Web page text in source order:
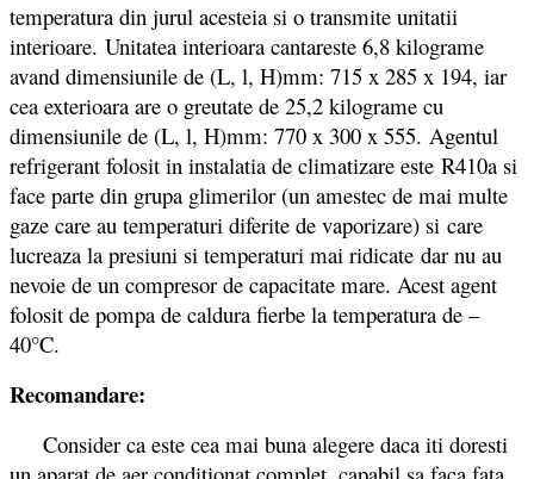
temperatura din jurul acesteia si o transmite unitatii
interioare. Unitatea interioara cantareste 6,8 kilograme
avand dimensiunile de (L, l, H)mm: 715 x 285 x 194, iar
cea exterioara are o greutate de 25,2 kilograme cu
dimensiunile de (L, l, H)mm: 770 x 300 x 555. Agentul
refrigerant folosit in instalatia de climatizare este R410a si
face parte din grupa glimerilor (un amestec de mai multe
gaze care au temperaturi diferite de vaporizare) si care
lucreaza la presiuni si temperaturi mai ridicate dar nu au
nevoie de un compresor de capacitate mare. Acest agent
folosit de pompa de caldura fierbe la temperatura de –
40°C.
Recomandare:
Consider ca este cea mai buna alegere daca iti doresti